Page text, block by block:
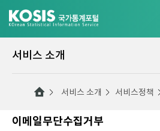
서비스 소개
서비스 소개 서비스정책
이메일무단수집거부